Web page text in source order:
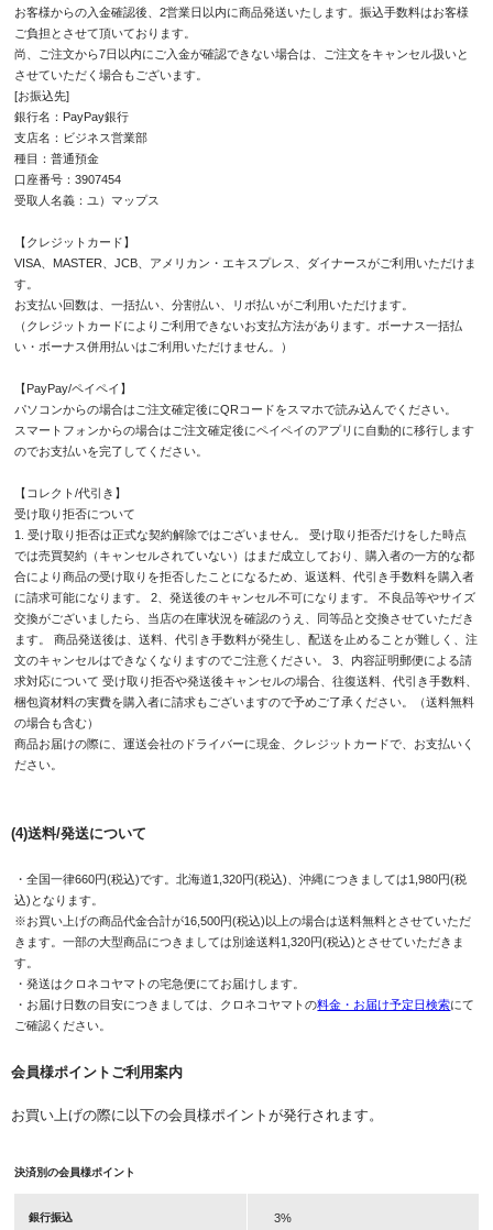
お客様からの入金確認後、2営業日以内に商品発送いたします。振込手数料はお客様
ご負担とさせて頂いております。
尚、ご注文から7日以内にご入金が確認できない場合は、ご注文をキャンセル扱いと
させていただく場合もございます。
[お振込先]
銀行名：PayPay銀行
支店名：ビジネス営業部
種目：普通預金
口座番号：3907454
受取人名義：ユ）マップス
【クレジットカード】
VISA、MASTER、JCB、アメリカン・エキスプレス、ダイナースがご利用いただけま
す。
お支払い回数は、一括払い、分割払い、リボ払いがご利用いただけます。
（クレジットカードによりご利用できないお支払方法があります。ボーナス一括払
い・ボーナス併用払いはご利用いただけません。）
【PayPay/ペイペイ】
パソコンからの場合はご注文確定後にQRコードをスマホで読み込んでください。
スマートフォンからの場合はご注文確定後にペイペイのアプリに自動的に移行します
のでお支払いを完了してください。
【コレクト/代引き】
受け取り拒否について
1. 受け取り拒否は正式な契約解除ではございません。 受け取り拒否だけをした時点
では売買契約（キャンセルされていない）はまだ成立しており、購入者の一方的な都
合により商品の受け取りを拒否したことになるため、返送料、代引き手数料を購入者
に請求可能になります。 2、発送後のキャンセル不可になります。 不良品等やサイズ
交換がございましたら、当店の在庫状況を確認のうえ、同等品と交換させていただき
ます。 商品発送後は、送料、代引き手数料が発生し、配送を止めることが難しく、注
文のキャンセルはできなくなりますのでご注意ください。 3、内容証明郵便による請
求対応について 受け取り拒否や発送後キャンセルの場合、往復送料、代引き手数料、
梱包資材料の実費を購入者に請求もございますので予めご了承ください。（送料無料
の場合も含む）
商品お届けの際に、運送会社のドライバーに現金、クレジットカードで、お支払いく
ださい。
(4)送料/発送について
・全国一律660円(税込)です。北海道1,320円(税込)、沖縄につきましては1,980円(税
込)となります。
※お買い上げの商品代金合計が16,500円(税込)以上の場合は送料無料とさせていただ
きます。一部の大型商品につきましては別途送料1,320円(税込)とさせていただきま
す。
・発送はクロネコヤマトの宅急便にてお届けします。
・お届け日数の目安につきましては、クロネコヤマトの料金・お届け予定日検索にて
ご確認ください。
会員様ポイントご利用案内
お買い上げの際に以下の会員様ポイントが発行されます。
決済別の会員様ポイント
銀行振込 3%